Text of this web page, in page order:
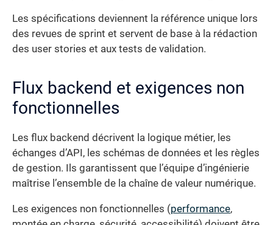
Les spécifications deviennent la référence unique lors
des revues de sprint et servent de base à la rédaction
des user stories et aux tests de validation.
Flux backend et exigences non
fonctionnelles
Les flux backend décrivent la logique métier, les
échanges d’API, les schémas de données et les règles
de gestion. Ils garantissent que l’équipe d’ingénierie
maîtrise l’ensemble de la chaîne de valeur numérique.
Les exigences non fonctionnelles (performance,